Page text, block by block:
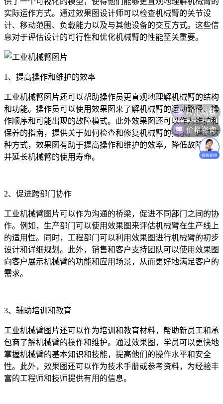
实际运作方式。通过效果图设计师可以检查机械臂的关节设
计、移动范围、负载能力以及与其他设备的交互方式。这些信
息对于评估设计的可行性和优化机械臂的性能至关重要。
1、提高操作和维护的效率
工业机械臂图片还可以帮助操作员更直观地理解机械臂的结构
和功能。操作员可以使用效果图来了解机械臂的运动路径、操
作顺序和可能出现的故障模式。此外效果图还可以作为维护和
保养的指南，提供关于如何检查和修复机械臂的指示。通过这
种方式，效果图有助于提高操作和维护的效率，降低故障率，
并延长机械臂的使用寿命。
2、促进跨部门协作
工业机械臂图片可以作为沟通的桥梁，促进不同部门之间的协
作。例如，生产部门可以使用效果图来评估机械臂在生产线上
的适用性。同时，工程部门可以利用效果图进行机械臂的初步
设计和详细规划。此外，销售和客户支持团队可以使用效果图
向客户展示机械臂的功能和应用场景，从而更好地满足客户的
需求。
3、辅助培训和教育
工业机械臂图片还可以作为培训和教育材料，帮助新员工和承
包商了解机械臂的操作和维护。通过效果图，学员可以更快地
掌握机械臂的基本知识和技能，提高他们的操作水平和安全
性。此外，效果图还可以作为技术手册或参考资料，为经验丰
富的工程师和技师提供有用的信息。
应用场景
价格咨询